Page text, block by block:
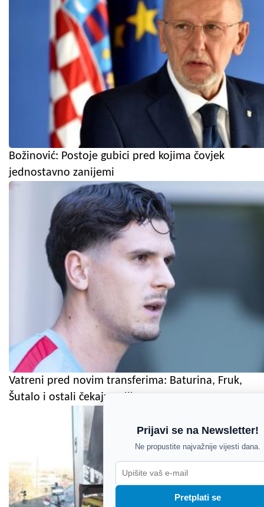
Božinović: Postoje gubici pred kojima čovjek
jednostavno zanijemi
Vatreni pred novim transferima: Baturina, Fruk,
Šutalo i ostali čekaju velike poteze
Prijavi se na Newsletter!
Ne propustite najvažnije vijesti dana.
Pretplati se